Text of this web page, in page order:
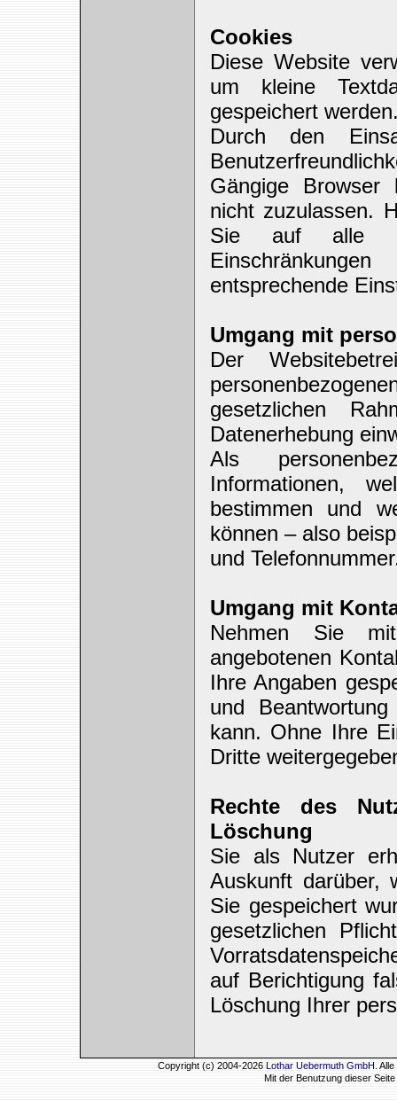
Cookies
Diese Website
um kleine
gespeichert
Durch den
Gängige Browser
nicht zuzulassen.
Sie auf alle
entsprechende
Umgang mit
Der
gesetzlichen
Datenerhebung
Als
Informationen,
bestimmen und
können – also
und
Umgang mit
Nehmen Sie
angebotenen
Ihre Angaben
und
kann. Ohne Ihre
Dritte
Rechte des
Löschung
Sie als Nutzer
Auskunft darüber,
Sie gespeichert
gesetzlichen
auf Berichtigung
Löschung Ihrer
Copyright (c) 2004-2026 Lothar Uebermuth GmbH.
Mit der Benutzung dieser